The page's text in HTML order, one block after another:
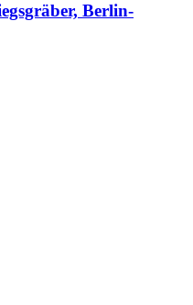
Berlin-